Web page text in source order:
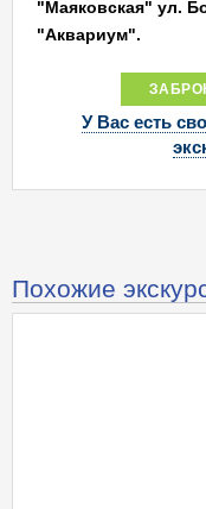
"Маяковская" ул.
"Аквариум".
У Вас есть
Похожие